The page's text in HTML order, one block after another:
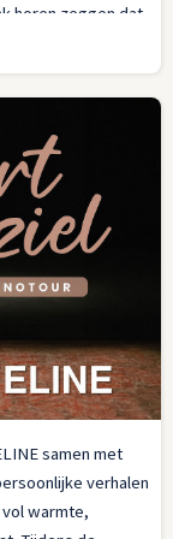
horen zeggen dat
daarom een
Bach, die naast
zijn:vioolconcert
Leiden.
samen met
verhalen
warmte,